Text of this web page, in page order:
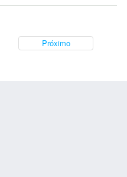
Próximo